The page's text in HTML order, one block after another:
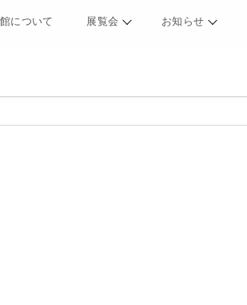
について 展覧会 お知らせ